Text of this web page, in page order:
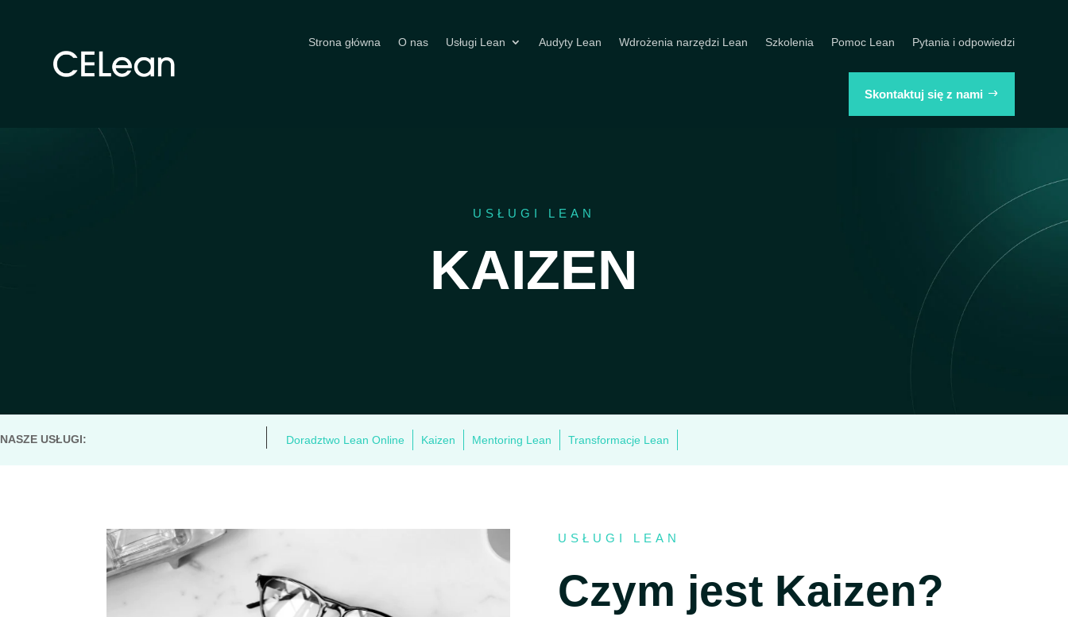
Strona główna O nas Usługi Lean Audyty Lean Wdrożenia narzędzi Lean Szkolenia Pomoc Lean Pytania i odpowiedzi
Skontaktuj się z nami
USŁUGI LEAN
KAIZEN
NASZE USŁUGI: Doradztwo Lean Online Kaizen Mentoring Lean Transformacje Lean
USŁUGI LEAN
Czym jest Kaizen?